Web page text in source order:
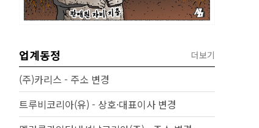
업계동정 더보기
(주)카리스 - 주소 변경
트루비코리아(유) - 상호·대표이사 변경